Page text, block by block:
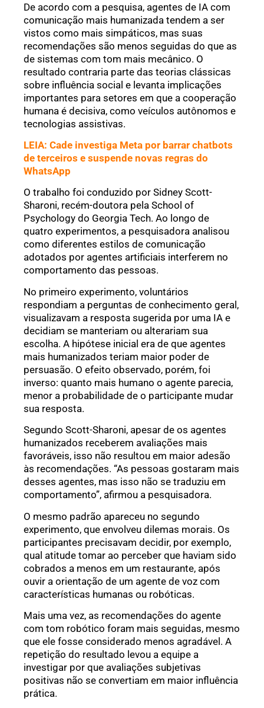
De acordo com a pesquisa, agentes de IA com
comunicação mais humanizada tendem a ser
vistos como mais simpáticos, mas suas
recomendações são menos seguidas do que as
de sistemas com tom mais mecânico. O
resultado contraria parte das teorias clássicas
sobre influência social e levanta implicações
importantes para setores em que a cooperação
humana é decisiva, como veículos autônomos e
tecnologias assistivas.
LEIA: Cade investiga Meta por barrar chatbots
de terceiros e suspende novas regras do
WhatsApp
O trabalho foi conduzido por Sidney Scott-
Sharoni, recém-doutora pela School of
Psychology do Georgia Tech. Ao longo de
quatro experimentos, a pesquisadora analisou
como diferentes estilos de comunicação
adotados por agentes artificiais interferem no
comportamento das pessoas.
No primeiro experimento, voluntários
respondiam a perguntas de conhecimento geral,
visualizavam a resposta sugerida por uma IA e
decidiam se manteriam ou alterariam sua
escolha. A hipótese inicial era de que agentes
mais humanizados teriam maior poder de
persuasão. O efeito observado, porém, foi
inverso: quanto mais humano o agente parecia,
menor a probabilidade de o participante mudar
sua resposta.
Segundo Scott-Sharoni, apesar de os agentes
humanizados receberem avaliações mais
favoráveis, isso não resultou em maior adesão
às recomendações. “As pessoas gostaram mais
desses agentes, mas isso não se traduziu em
comportamento”, afirmou a pesquisadora.
O mesmo padrão apareceu no segundo
experimento, que envolveu dilemas morais. Os
participantes precisavam decidir, por exemplo,
qual atitude tomar ao perceber que haviam sido
cobrados a menos em um restaurante, após
ouvir a orientação de um agente de voz com
características humanas ou robóticas.
Mais uma vez, as recomendações do agente
com tom robótico foram mais seguidas, mesmo
que ele fosse considerado menos agradável. A
repetição do resultado levou a equipe a
investigar por que avaliações subjetivas
positivas não se convertiam em maior influência
prática.